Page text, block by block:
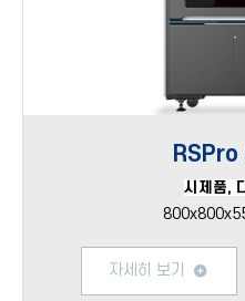
시제품,
자세히 보기